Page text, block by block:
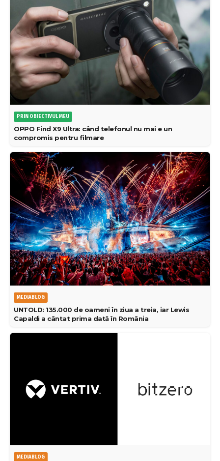
PRIN OBIECTIVUL MEU
OPPO Find X9 Ultra: când telefonul nu mai e un
compromis pentru filmare
MEDIABLOG
UNTOLD: 135.000 de oameni în ziua a treia, iar Lewis
Capaldi a cântat prima dată în România
MEDIABLOG